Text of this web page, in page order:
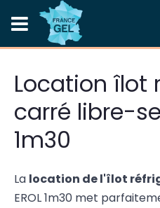
Location îlot
carré libre-
1m30
La location de l'îlot
EROL 1m30 met